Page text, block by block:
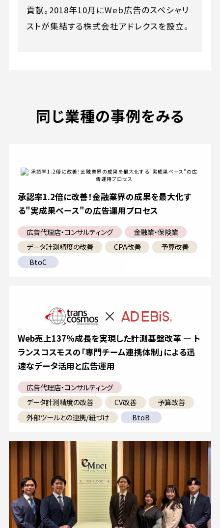
貢献。2018年10月にWeb広告のスペシャリ
ストが集結する株式会社アドレクスを設立。
同じ業種の事例をみる
承認率1.2倍に改善！金融業界の成果を最大化す
る"実成果ベース"の広告運用プロセス
広告代理店・コンサルティング
金融業・保険業
データ計測精度の改善
CPA改善
予算改善
BtoC
Web売上137％成長を実現した計測基盤改革 ― ト
ランスコスモスの「専門チーム連携体制」による迅
速なデータ活用と広告運用
広告代理店・コンサルティング
データ計測精度の改善
CV改善
予算改善
外部ツールとの連携/紐づけ
BtoB